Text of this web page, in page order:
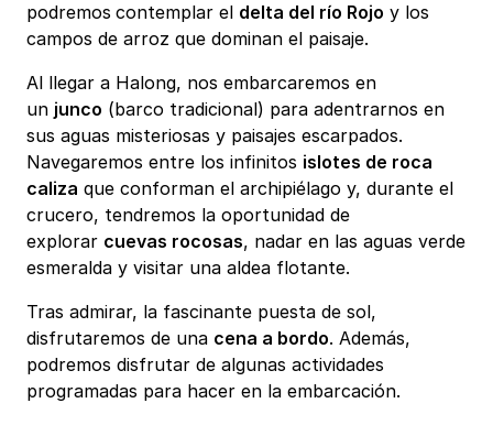
podremos contemplar el delta del río Rojo y los
campos de arroz que dominan el paisaje.
Al llegar a Halong, nos embarcaremos en
un junco (barco tradicional) para adentrarnos en
sus aguas misteriosas y paisajes escarpados.
Navegaremos entre los infinitos islotes de roca
caliza que conforman el archipiélago y, durante el
crucero, tendremos la oportunidad de
explorar cuevas rocosas, nadar en las aguas verde
esmeralda y visitar una aldea flotante.
Tras admirar, la fascinante puesta de sol,
disfrutaremos de una cena a bordo. Además,
podremos disfrutar de algunas actividades
programadas para hacer en la embarcación.